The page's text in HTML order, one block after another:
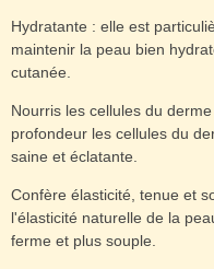
Hydratante : elle est
maintenir la peau bien
cutanée.
Nourris les cellules du
profondeur les cellules du
saine et éclatante.
Confère élasticité, tenue et
l'élasticité naturelle de la
ferme et plus souple.